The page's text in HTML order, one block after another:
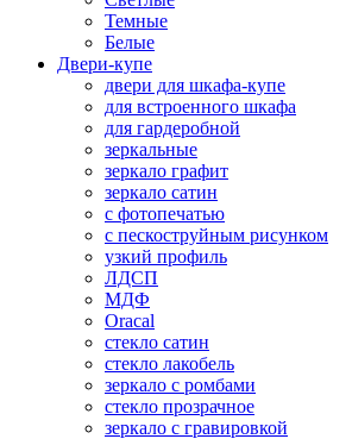
Темные
Белые
Двери-купе
двери для шкафа-купе
для встроенного шкафа
для гардеробной
зеркальные
зеркало графит
зеркало сатин
с фотопечатью
с пескоструйным рисунком
узкий профиль
ЛДСП
МДФ
Oracal
стекло сатин
стекло лакобель
зеркало с ромбами
стекло прозрачное
зеркало с гравировкой